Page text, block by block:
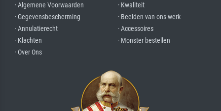
· Algemene Voorwaarden
· Gegevensbescherming
· Annulatierecht
· Klachten
· Over Ons
· Kwaliteit
· Beelden van ons werk
· Accessoires
· Monster bestellen